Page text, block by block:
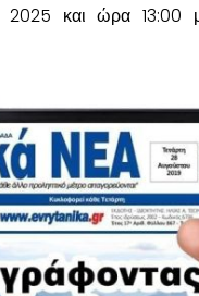
2025 και ώρα